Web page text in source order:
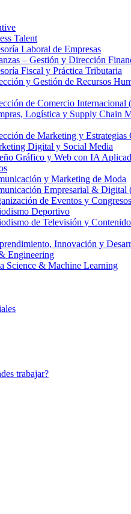
Talent
Laboral de Empresas
– Gestión y Dirección
Fiscal y Práctica Tributaria
y Gestión de Recursos
de Comercio
Logística y Supply Chain
de Marketing y Estrategias
Digital y Social Media
Gráfico y Web con IA
y Marketing de Moda
Empresarial &
de Eventos y
Deportivo
de Televisión y
Innovación y
Engineering
Science & Machine Learning
trabajar?